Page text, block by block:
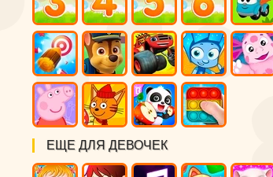
ЕЩЕ ДЛЯ ДЕВОЧЕК